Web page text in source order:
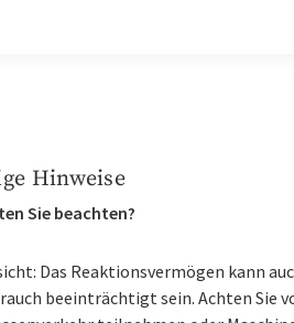
Hinweise
Sie beachten?
Das Reaktionsvermögen kann
beeinträchtigt sein. Achten Sie